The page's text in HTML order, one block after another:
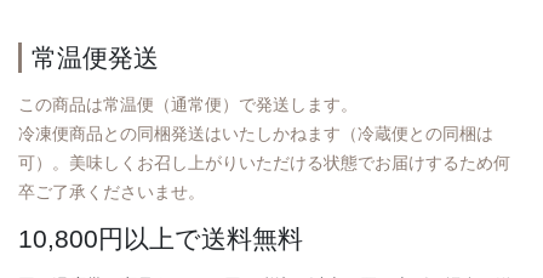
常温便発送
この商品は常温便（通常便）で発送します。
冷凍便商品との同梱発送はいたしかねます（冷蔵便との同梱は
可）。美味しくお召し上がりいただける状態でお届けするため何
卒ご了承くださいませ。
10,800円以上で送料無料